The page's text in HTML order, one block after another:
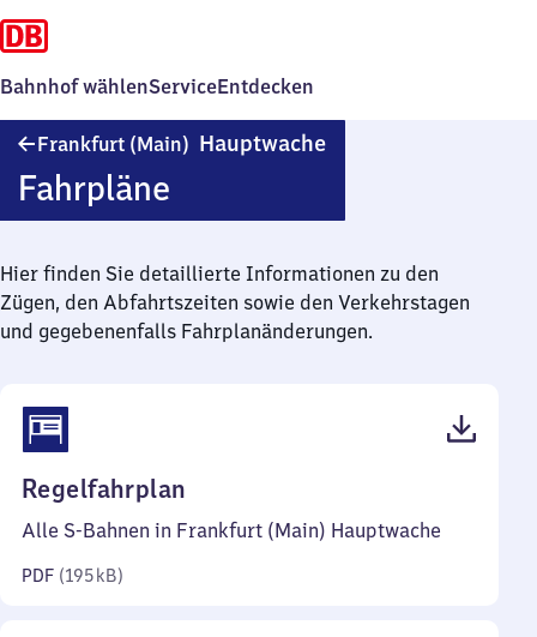
Bahnhof wählenServiceEntdecken
Frankfurt (Main) Hauptwache
Fahrpläne
Hier finden Sie detaillierte Informationen zu den
Zügen, den Abfahrtszeiten sowie den Verkehrstagen
und gegebenenfalls Fahrplanänderungen.
Regelfahrplan
195
Alle S-Bahnen in Frankfurt (Main) Hauptwache
PDF (195 kB)